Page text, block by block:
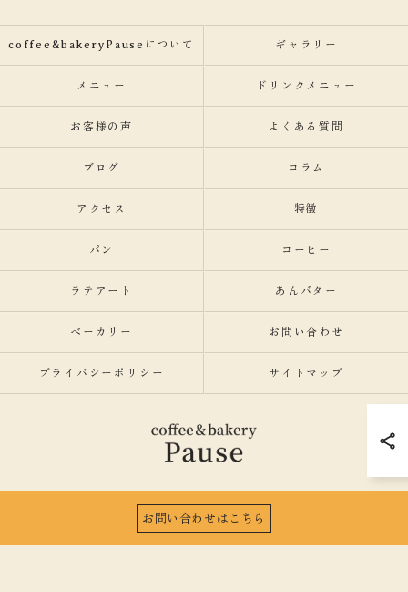
お問い合わせはこちら
coffee&bakeryPauseについて ギャラリー
メニュー ドリンクメニュー
お客様の声 よくある質問
ブログ コラム
アクセス 特徴
パン コーヒー
ラテアート あんバター
ベーカリー お問い合わせ
プライバシーポリシー サイトマップ
© 2026 愛知県名古屋市のカフェならcoffee&bakeryPause ALL RIGHTS RESERVED.